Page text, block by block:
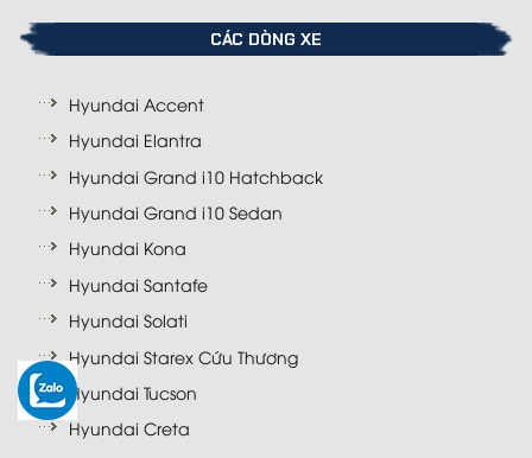
CÁC DÒNG XE
Hyundai Accent
Hyundai Elantra
Hyundai Grand i10 Hatchback
Hyundai Grand i10 Sedan
Hyundai Kona
Hyundai Santafe
Hyundai Solati
Hyundai Starex Cứu Thương
Hyundai Tucson
Hyundai Creta